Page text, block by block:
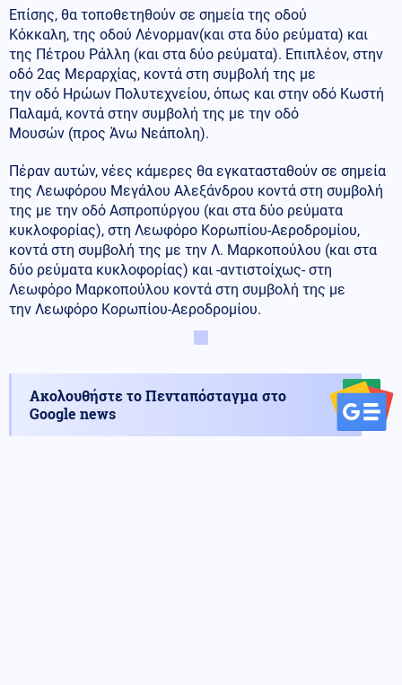
Επίσης, θα τοποθετηθούν σε σημεία της οδού
Κόκκαλη, της οδού Λένορμαν(και στα δύο ρεύματα) και
της Πέτρου Ράλλη (και στα δύο ρεύματα). Επιπλέον, στην
οδό 2ας Μεραρχίας, κοντά στη συμβολή της με
την οδό Ηρώων Πολυτεχνείου, όπως και στην οδό Κωστή
Παλαμά, κοντά στην συμβολή της με την οδό
Μουσών (προς Άνω Νεάπολη).
Πέραν αυτών, νέες κάμερες θα εγκατασταθούν σε σημεία
της Λεωφόρου Μεγάλου Αλεξάνδρου κοντά στη συμβολή
της με την οδό Ασπροπύργου (και στα δύο ρεύματα
κυκλοφορίας), στη Λεωφόρο Κορωπίου-Αεροδρομίου,
κοντά στη συμβολή της με την Λ. Μαρκοπούλου (και στα
δύο ρεύματα κυκλοφορίας) και -αντιστοίχως- στη
Λεωφόρο Μαρκοπούλου κοντά στη συμβολή της με
την Λεωφόρο Κορωπίου-Αεροδρομίου.
Ακολουθήστε το Πενταπόσταγμα στο
Google news